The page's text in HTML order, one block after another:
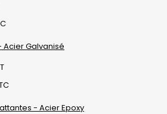
Galvanisé
- Acier Epoxy